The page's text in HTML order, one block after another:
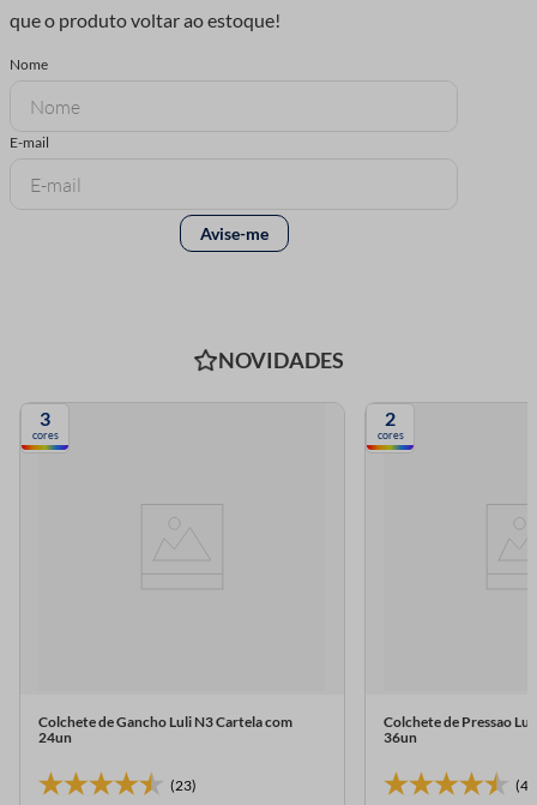
NOVIDADES
3
cores
Colchete de Gancho Luli N3 Cartela com
24un
(23)
2
cores
Colchete de Pressao
36un
(4)